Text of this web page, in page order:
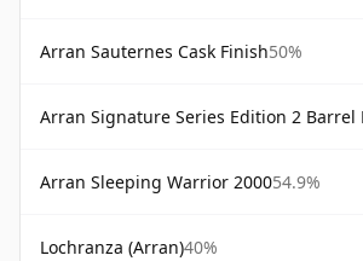
Arran Sauternes Cask Finish50%
Arran Signature Series Edition 2 Barrel
Arran Sleeping Warrior 200054.9%
Lochranza (Arran)40%